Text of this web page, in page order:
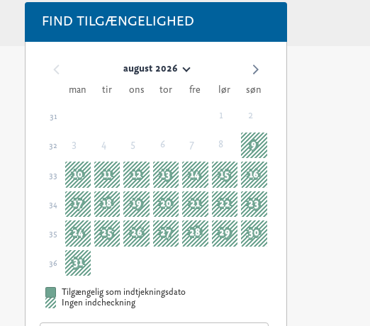
FIND TILGÆNGELIGHED
august 2026
man
tir ons tor fre lør søn
31 1 2
32 3 4 5 6 7 8 9
33 10 11 12 13 14 15 16
34 17 18 19 20 21 22 23
35 24 25 26 27 28 29 30
36 31
Tilgængelig som indtjekningsdato
Ingen indcheckning